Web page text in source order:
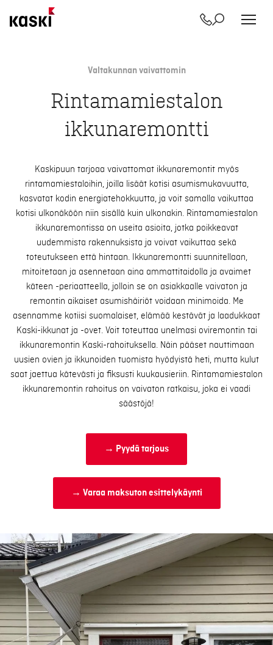
Yhteystiedot
Etsi
Valtakunnan vaivattomin
Rintamamiestalon
ikkunaremontti
Kaskipuun tarjoaa vaivattomat ikkunaremontit myös
rintamamiestaloihin, joilla lisäät kotisi asumismukavuutta,
kasvatat kodin energiatehokkuutta, ja voit samalla vaikuttaa
kotisi ulkonäköön niin sisällä kuin ulkonakin. Rintamamiestalon
ikkunaremontissa on useita asioita, jotka poikkeavat
uudemmista rakennuksista ja voivat vaikuttaa sekä
toteutukseen että hintaan. Ikkunaremontti suunnitellaan,
mitoitetaan ja asennetaan aina ammattitaidolla ja avaimet
käteen -periaatteella, jolloin se on asiakkaalle vaivaton ja
remontin aikaiset asumishäiriöt voidaan minimoida. Me
asennamme kotiisi suomalaiset, elämää kestävät ja laadukkaat
Kaski-ikkunat ja -ovet. Voit toteuttaa unelmasi oviremontin tai
ikkunaremontin Kaski-rahoituksella. Näin pääset nauttimaan
uusien ovien ja ikkunoiden tuomista hyödyistä heti, mutta kulut
saat jaettua kätevästi ja fiksusti kuukausieriin. Rintamamiestalon
ikkunaremontin rahoitus on vaivaton ratkaisu, joka ei vaadi
säästöjä!
→ Pyydä tarjous
→ Varaa maksuton esittelykäynti